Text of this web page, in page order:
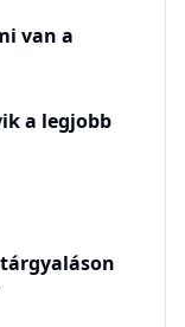
van a
a legjobb